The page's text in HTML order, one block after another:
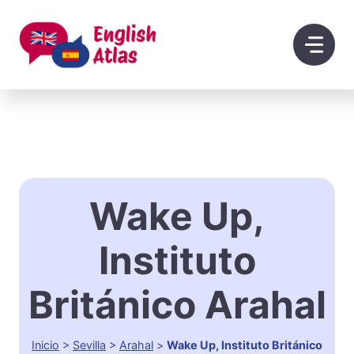
contenido
Wake Up,
Instituto
Británico Arahal
Inicio > Sevilla > Arahal > Wake Up, Instituto Británico